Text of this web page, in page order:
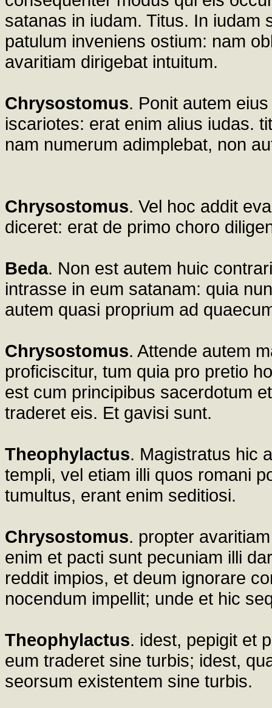
satanas in iudam. Titus. In iudam
patulum inveniens ostium: nam
avaritiam dirigebat intuitum.
Chrysostomus. Ponit autem
iscariotes: erat enim alius iudas.
nam numerum adimplebat, non
Chrysostomus. Vel hoc addit
diceret: erat de primo choro
Beda. Non est autem huic
intrasse in eum satanam: quia
autem quasi proprium ad
Chrysostomus. Attende autem
proficiscitur, tum quia pro pretio
est cum principibus sacerdotum
traderet eis. Et gavisi sunt.
Theophylactus. Magistratus hic
templi, vel etiam illi quos romani
tumultus, erant enim seditiosi.
Chrysostomus. propter
enim et pacti sunt pecuniam illi
reddit impios, et deum ignorare
nocendum impellit; unde et hic
Theophylactus. idest, pepigit et
eum traderet sine turbis; idest,
seorsum existentem sine turbis.